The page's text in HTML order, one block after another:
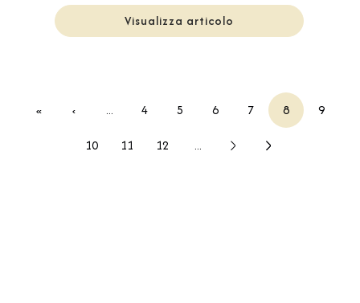
Visualizza articolo
« ‹ ... 4 5 6 7 8 9
10 11 12 ...